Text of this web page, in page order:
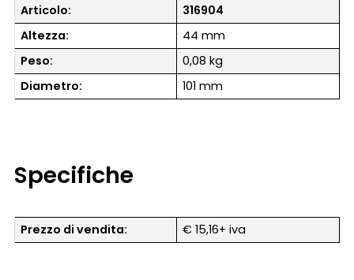
Articolo:
316904
Altezza:
44 mm
Peso:
0,08 kg
Diametro:
101 mm
Specifiche
Prezzo di vendita: € 15,16+ iva